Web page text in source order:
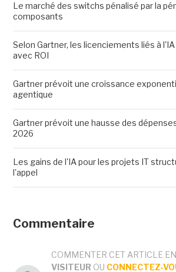
Le marché des switchs pénalisé par la
composants
Selon Gartner, les licenciements liés à
avec ROI
Gartner prévoit une croissance
agentique
Gartner prévoit une hausse des
2026
Les gains de l'IA pour les projets IT
l'appel
Commentaire
COMMENTER CET ARTICLE
VISITEUR OU CONNECTEZ-